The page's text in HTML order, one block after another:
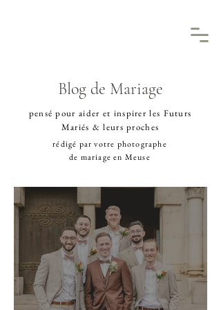
Blog de Mariage
pensé pour aider et inspirer les Futurs
Mariés & leurs proches
rédigé par votre photographe
de mariage en Meuse